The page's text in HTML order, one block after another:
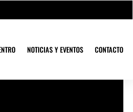
NOTICIAS Y EVENTOS CONTACTO